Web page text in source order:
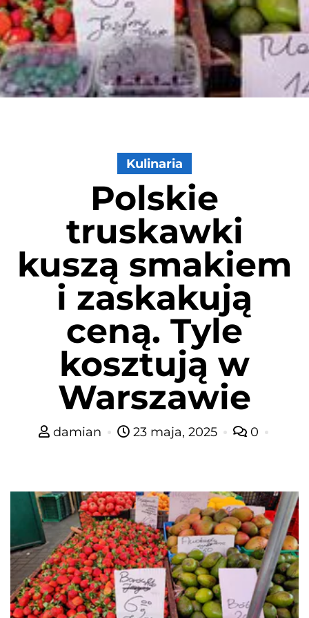
Kulinaria
Polskie
truskawki
kuszą smakiem
i zaskakują
ceną. Tyle
kosztują w
Warszawie
damian 23 maja, 2025 0